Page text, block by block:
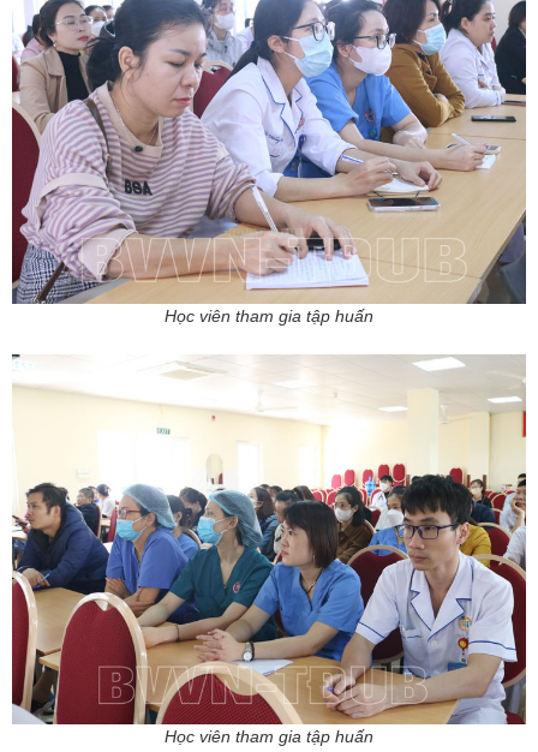
Học viên tham gia tập huấn
Học viên tham gia tập huấn